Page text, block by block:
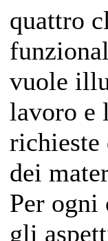
quattro
vuole
lavoro e
richieste
dei
Per ogni
gli